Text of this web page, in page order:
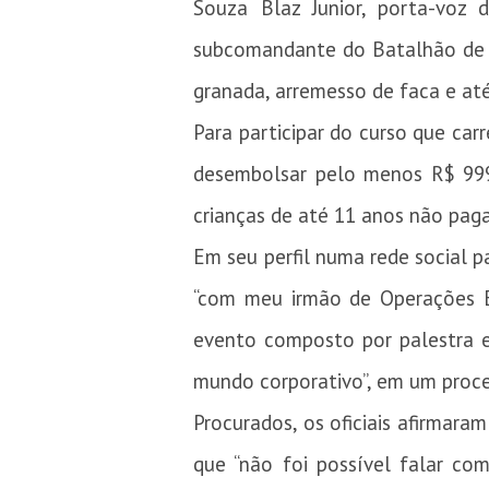
Souza Blaz Junior, porta-
subcomandante do Batalhão
granada, arremesso de faca e
Para participar do curso que
desembolsar pelo menos R$
crianças de até 11 anos não
Em seu perfil numa rede social
“com meu irmão de
evento composto por palestra
mundo corporativo”, em um
Procurados, os oficiais
que “não foi possível falar